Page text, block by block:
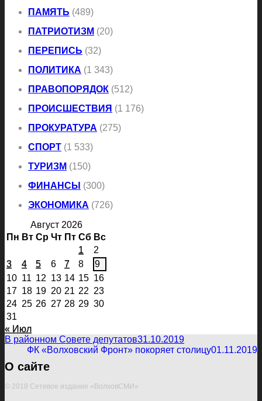
ПАМЯТЬ (489)
ПАТРИОТИЗМ (20)
ПЕРЕПИСЬ (32)
ПОЛИТИКА (1 343)
ПРАВОПОРЯДОК (512)
ПРОИСШЕСТВИЯ (1 176)
ПРОКУРАТУРА (275)
СПОРТ (1 533)
ТУРИЗМ (150)
ФИНАНСЫ (300)
ЭКОНОМИКА (726)
Август 2026
Пн Вт Ср Чт Пт Сб Вс
1
2
3
4 5 6 7 8
9
10 11 12 13 14 15 16
17 18 19 20 21 22 23
24 25 26 27 28 29 30
31
« Июл
В районном Совете депутатов31.10.2019
ФК «Волховский Фронт» покоряет столицу01.11.2019
О сайте
© 2018 Сетевое издание «ВолховСМИ»